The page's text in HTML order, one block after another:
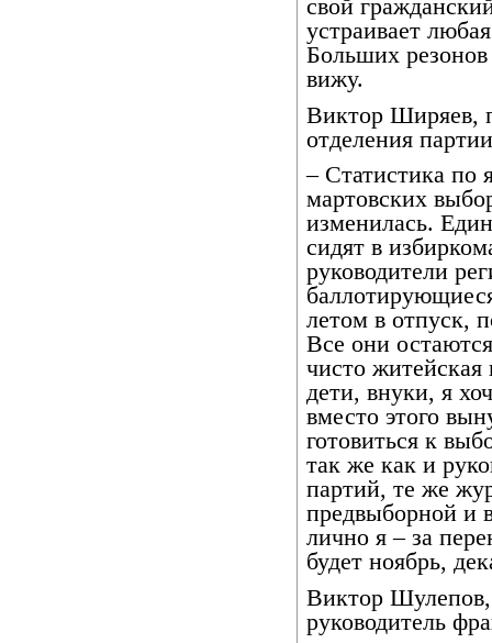
свой
устраивает
Больших
вижу.
Виктор Ширяев,
отделения
– Статистика по
мартовских
изменилась.
сидят в
руководители
летом в отпуск,
Все они
чисто
дети, внуки, я
вместо этого
готовиться к
так же как и
партий, те же
предвыборной и
лично я – за
будет ноябрь,
Виктор Шулепов,
руководитель